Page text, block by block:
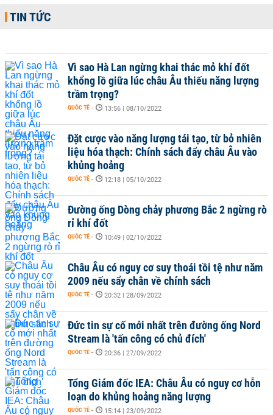
TIN TỨC
Vì sao Hà Lan ngừng khai thác mỏ khí đốt
khổng lồ giữa lúc châu Âu thiếu năng lượng
trầm trọng?
QUỐC TẾ - 13:56 | 08/10/2022
Đặt cược vào năng lượng tái tạo, từ bỏ nhiên
liệu hóa thạch: Chính sách đẩy châu Âu vào
khủng hoảng
QUỐC TẾ - 12:18 | 05/10/2022
Đường ống Dòng chảy phương Bắc 2 ngừng rò
rỉ khí đốt
QUỐC TẾ - 10:49 | 02/10/2022
Châu Âu có nguy cơ suy thoái tồi tệ như năm
2009 nếu sẩy chân về chính sách
QUỐC TẾ - 20:32 | 28/09/2022
Đức tin sự cố mới nhất trên đường ống Nord
Stream là 'tấn công có chủ đích'
QUỐC TẾ - 20:36 | 27/09/2022
Tổng Giám đốc IEA: Châu Âu có nguy cơ hỗn
loạn do khủng hoảng năng lượng
QUỐC TẾ - 15:14 | 23/09/2022